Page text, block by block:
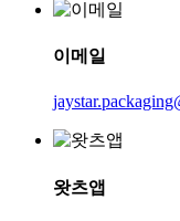
이메일
왓츠앱